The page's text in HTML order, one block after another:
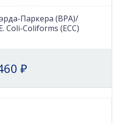
Паркера (BPA)/
Coli-Coliforms (ECC)
₽